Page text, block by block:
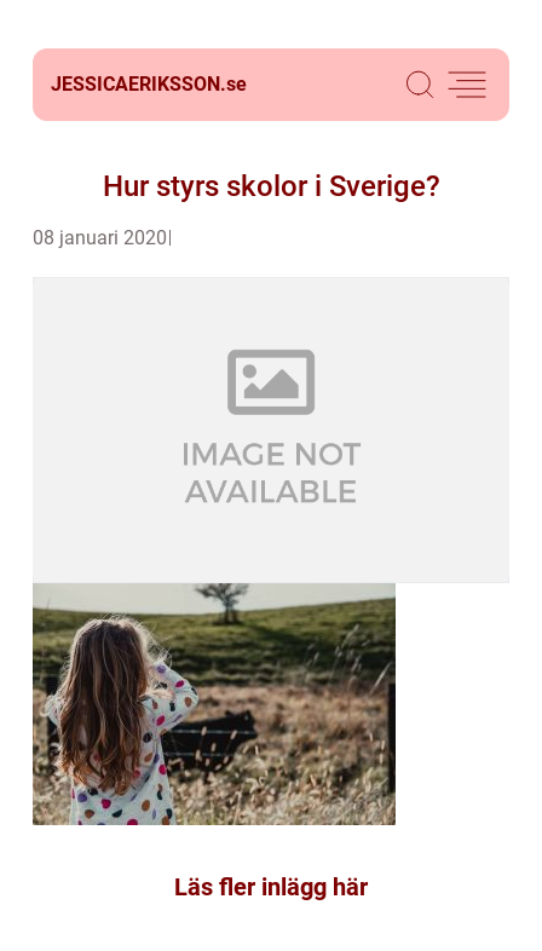
JESSICAERIKSSON.se
Hur styrs skolor i Sverige?
08 januari 2020
Läs fler inlägg här